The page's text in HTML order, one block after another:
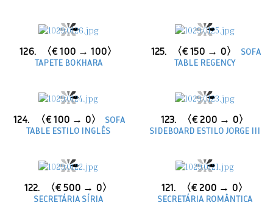
126. 〈€ 100 → 100〉
TAPETE BOKHARA
125. 〈€ 150 → 0〉
SOFA
TABLE REGENCY
124. 〈€ 100 → 0〉
SOFA
TABLE ESTILO INGLÊS
123. 〈€ 200 → 0〉
SIDEBOARD ESTILO JORGE III
122. 〈€ 500 → 0〉
SECRETÁRIA SÍRIA
121. 〈€ 200 → 0〉
SECRETÁRIA ROMÂNTICA